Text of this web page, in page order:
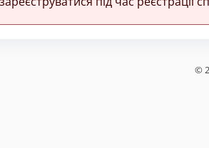
©